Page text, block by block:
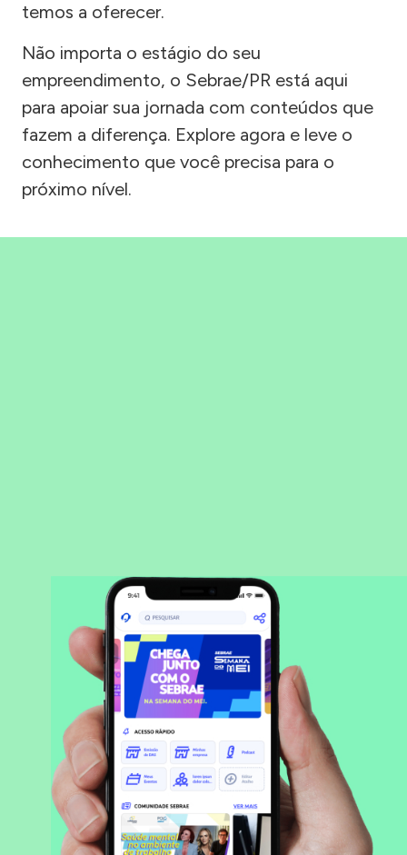
temos a oferecer.
Não importa o estágio do seu
empreendimento, o Sebrae/PR está aqui
para apoiar sua jornada com conteúdos que
fazem a diferença. Explore agora e leve o
conhecimento que você precisa para o
próximo nível.